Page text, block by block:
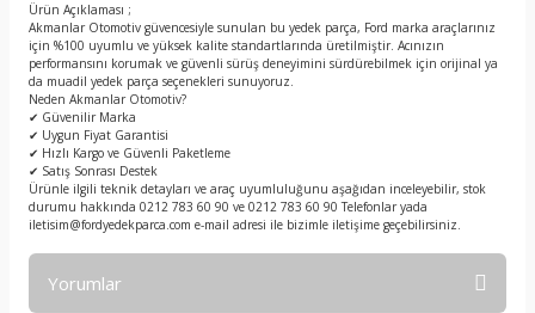
Ürün Açıklaması ;
Akmanlar Otomotiv güvencesiyle sunulan bu yedek parça, Ford marka araçlarınız
için %100 uyumlu ve yüksek kalite standartlarında üretilmiştir. Acınızın
performansını korumak ve güvenli sürüş deneyimini sürdürebilmek için orijinal ya
da muadil yedek parça seçenekleri sunuyoruz.
Neden Akmanlar Otomotiv?
✔ Güvenilir Marka
✔ Uygun Fiyat Garantisi
✔ Hızlı Kargo ve Güvenli Paketleme
✔ Satış Sonrası Destek
Ürünle ilgili teknik detayları ve araç uyumluluğunu aşağıdan inceleyebilir, stok
durumu hakkında 0212 783 60 90 ve 0212 783 60 90 Telefonlar yada
iletisim@fordyedekparca.com e-mail adresi ile bizimle iletişime geçebilirsiniz.
Yorumlar